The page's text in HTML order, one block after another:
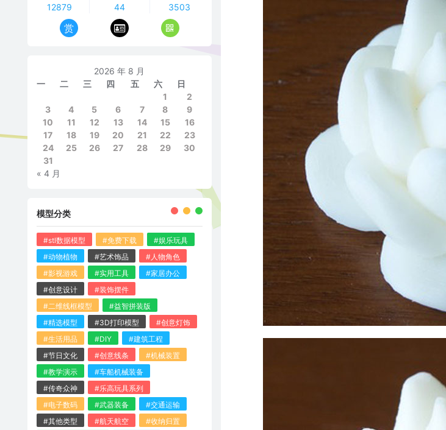
12879
44
3503
赏
2026 年 8 月
一
二 三 四 五 六
日
1
2
3
4 5 6 7 8
9
10
11 12 13 14 15
16
17
18 19 20 21 22
23
24
25 26 27 28 29
30
31
« 4 月
模型分类
#stl数据模型 #免费下载
#娱乐玩具
#动物植物
#艺术饰品
#人物角色
#影视游戏
#实用工具
#家居办公
#创意设计
#装饰摆件
#二维线框模型
#益智拼装版
#精选模型
#3D打印模型
#创意灯饰
#生活用品
#DIY
#建筑工程
#节日文化
#创意线条
#机械装置
#教学演示
#车船机械装备
#传奇众神
#乐高玩具系列
#电子数码
#武器装备
#交通运输
#其他类型
#航天航空
#收纳归置